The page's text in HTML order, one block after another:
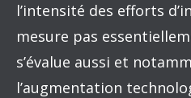
l’intensité des efforts
mesure pas
s’évalue aussi et
l’augmentation